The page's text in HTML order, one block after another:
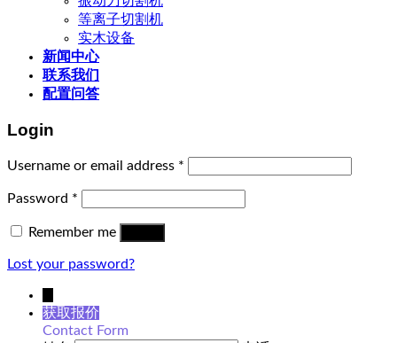
等离子切割机
实木设备
新闻中心
联系我们
配置问答
Login
Username or email address *
Password *
Remember me
Lost your password?
获取报价
Contact Form